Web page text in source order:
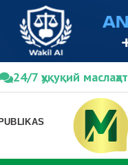
24/7 ҳуқуқий маслаҳат